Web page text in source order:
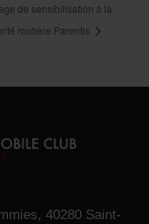
de sensibilisation à la
routière Parentis
40280 Saint-